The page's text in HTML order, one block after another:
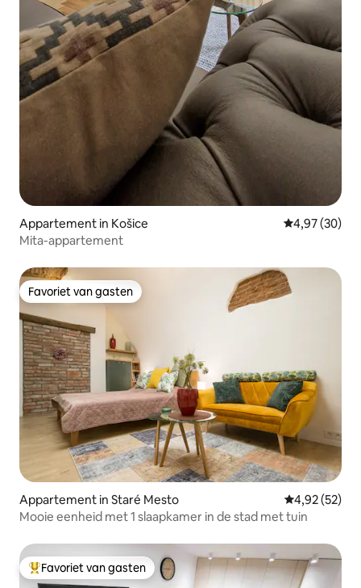
Appartement in Košice Gemiddelde
4,97 (30)
Mita-appartement
Favoriet van gasten
Favoriet van gasten
Appartement in Staré Mesto Gemiddelde
4,92 (52)
Mooie eenheid met 1 slaapkamer in de stad met tuin
Topfavoriet van gasten
Favoriet van gasten